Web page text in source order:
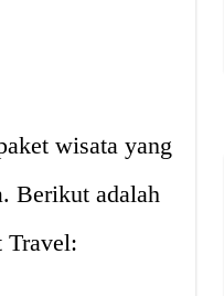
wisata yang
Berikut adalah
Travel: